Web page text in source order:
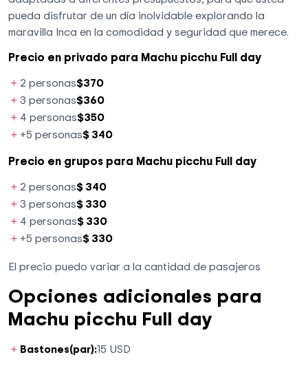
pueda disfrutar de un día inolvidable explorando la
maravilla Inca en la comodidad y seguridad que merece.
Precio en privado para Machu picchu Full day
2 personas$370
3 personas$360
4 personas$350
+5 personas$ 340
Precio en grupos para Machu picchu Full day
2 personas$ 340
3 personas$ 330
4 personas$ 330
+5 personas$ 330
El precio puedo variar a la cantidad de pasajeros
Opciones adicionales para
Machu picchu Full day
Bastones(par):15 USD